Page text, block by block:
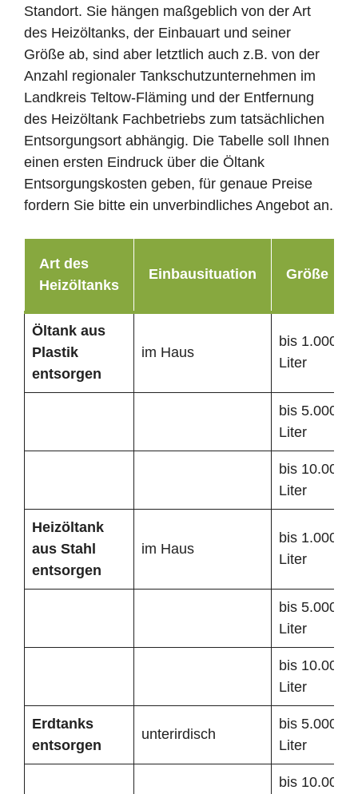
Standort. Sie hängen maßgeblich von der Art
des Heizöltanks, der Einbauart und seiner
Größe ab, sind aber letztlich auch z.B. von der
Anzahl regionaler Tankschutzunternehmen im
Landkreis Teltow-Fläming und der Entfernung
des Heizöltank Fachbetriebs zum tatsächlichen
Entsorgungsort abhängig. Die Tabelle soll Ihnen
einen ersten Eindruck über die Öltank
Entsorgungskosten geben, für genaue Preise
fordern Sie bitte ein unverbindliches Angebot an.
Art des
Heizöltanks
Einbausituation Größe
Öltank aus
Plastik
entsorgen
im Haus
bis 1.000
Liter
bis 5.000
Liter
bis 10.000
Liter
Heizöltank
aus Stahl
entsorgen
im Haus
bis 1.000
Liter
bis 5.000
Liter
bis 10.000
Liter
Erdtanks
entsorgen
unterirdisch
bis 5.000
Liter
bis 10.000